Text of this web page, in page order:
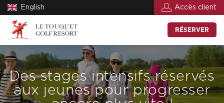
English Accès client
RÉSERVER
Des stages intensifs réservés
aux jeunes pour progresser